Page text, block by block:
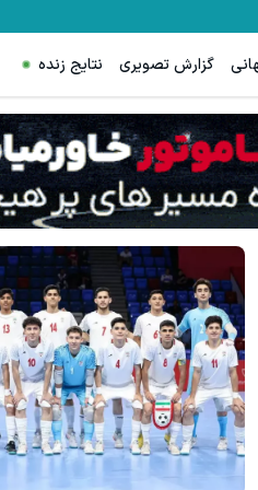
گزارش تصویری نتایج زنده